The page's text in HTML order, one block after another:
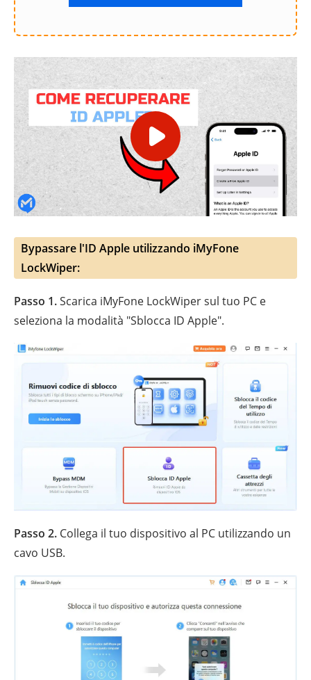
Bypassare l'ID Apple utilizzando iMyFone
LockWiper:
Passo 1.Scarica iMyFone LockWiper sul tuo PC e
seleziona la modalità "Sblocca ID Apple".
Passo 2. Collega il tuo dispositivo al PC utilizzando un
cavo USB.